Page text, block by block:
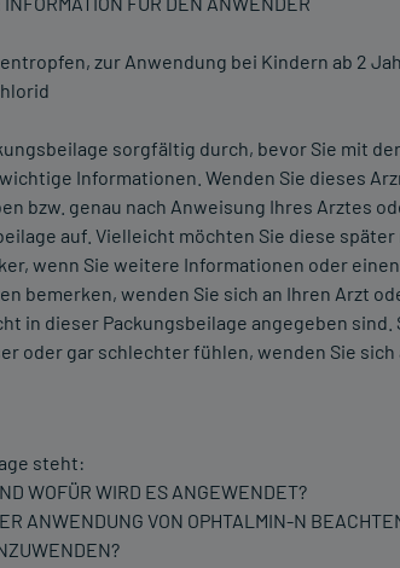
zur Anwendung bei Kindern ab 2
sorgfältig durch, bevor Sie mit
Informationen. Wenden Sie dieses
bzw. genau nach Anweisung Ihres Arztes
auf. Vielleicht möchten Sie diese später
wenn Sie weitere Informationen oder
bemerken, wenden Sie sich an Ihren Arzt
in dieser Packungsbeilage angegeben sind.
oder gar schlechter fühlen, wenden Sie sich
steht:
WOFÜR WIRD ES ANGEWENDET?
ANWENDUNG VON OPHTALMIN-N